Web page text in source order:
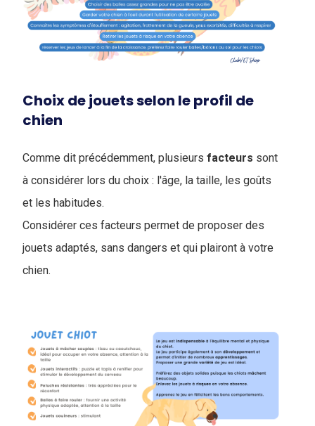
Choix de jouets selon le profil de
chien
Comme dit précédemment, plusieurs facteurs sont
à considérer lors du choix : l'âge, la taille, les goûts
et les habitudes.
Considérer ces facteurs permet de proposer des
jouets adaptés, sans dangers et qui plairont à votre
chien.